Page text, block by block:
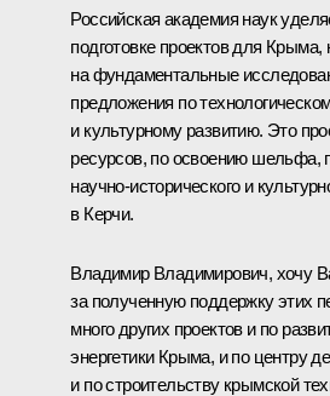
Российская академия наук
подготовке проектов для
на фундаментальные
предложения по
и культурному развитию. Это
ресурсов, по освоению шельфа,
научно-исторического и
в Керчи.
Владимир Владимирович, хочу
за полученную поддержку этих
много других проектов и по
энергетики Крыма, и по центру
и по строительству крымской